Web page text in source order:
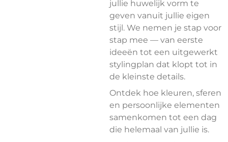
jullie huwelijk vorm te
geven vanuit jullie eigen
stijl. We nemen je stap voor
stap mee — van eerste
ideeën tot een uitgewerkt
stylingplan dat klopt tot in
de kleinste details.
Ontdek hoe kleuren, sferen
en persoonlijke elementen
samenkomen tot een dag
die helemaal van jullie is.